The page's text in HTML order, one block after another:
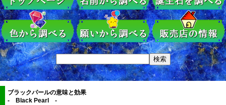
ブラックパールの意味と効果
- Black Pearl -